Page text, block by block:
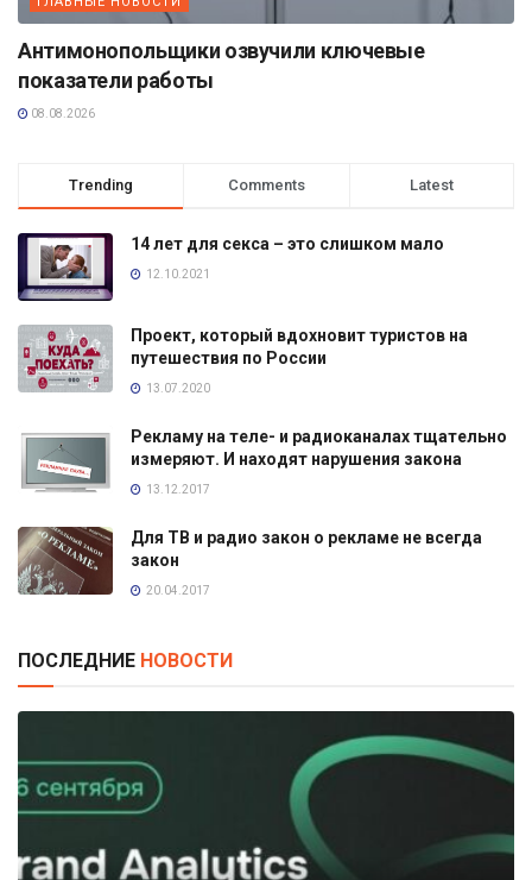
Антимонопольщики озвучили ключевые
показатели работы
08.08.2026
Trending Comments Latest
14 лет для секса – это слишком мало
12.10.2021
Проект, который вдохновит туристов на
путешествия по России
13.07.2020
Рекламу на теле- и радиоканалах тщательно
измеряют. И находят нарушения закона
13.12.2017
Для ТВ и радио закон о рекламе не всегда
закон
20.04.2017
ПОСЛЕДНИЕ НОВОСТИ